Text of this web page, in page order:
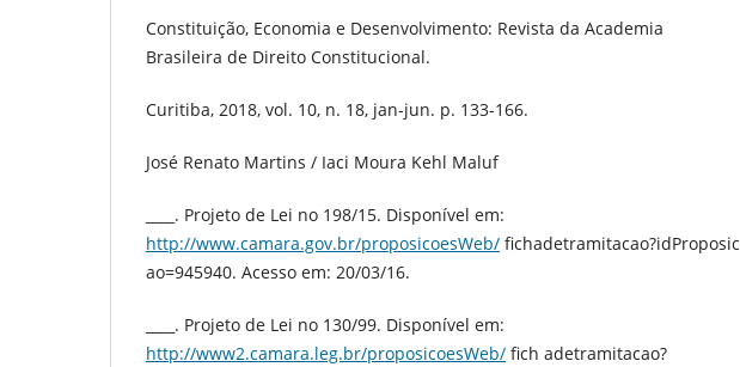
Constituição, Economia e Desenvolvimento: Revista da Academia
Brasileira de Direito Constitucional.
Curitiba, 2018, vol. 10, n. 18, jan-jun. p. 133-166.
José Renato Martins / Iaci Moura Kehl Maluf
____. Projeto de Lei no 198/15. Disponível em:
http://www.camara.gov.br/proposicoesWeb/ fichadetramitacao?idProposic
ao=945940. Acesso em: 20/03/16.
____. Projeto de Lei no 130/99. Disponível em:
http://www2.camara.leg.br/proposicoesWeb/ fich adetramitacao?